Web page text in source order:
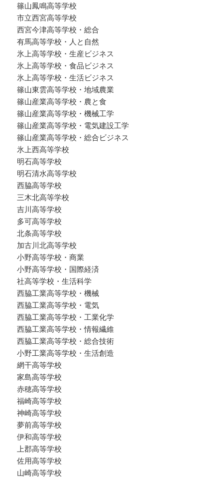
篠山鳳鳴高等学校
市立西宮高等学校
西宮今津高等学校・総合
有馬高等学校・人と自然
氷上高等学校・生産ビジネス
氷上高等学校・食品ビジネス
氷上高等学校・生活ビジネス
篠山東雲高等学校・地域農業
篠山産業高等学校・農と食
篠山産業高等学校・機械工学
篠山産業高等学校・電気建設工学
篠山産業高等学校・総合ビジネス
氷上西高等学校
明石高等学校
明石清水高等学校
西脇高等学校
三木北高等学校
吉川高等学校
多可高等学校
北条高等学校
加古川北高等学校
小野高等学校・商業
小野高等学校・国際経済
社高等学校・生活科学
西脇工業高等学校・機械
西脇工業高等学校・電気
西脇工業高等学校・工業化学
西脇工業高等学校・情報繊維
西脇工業高等学校・総合技術
小野工業高等学校・生活創造
網干高等学校
家島高等学校
赤穂高等学校
福崎高等学校
神崎高等学校
夢前高等学校
伊和高等学校
上郡高等学校
佐用高等学校
山崎高等学校